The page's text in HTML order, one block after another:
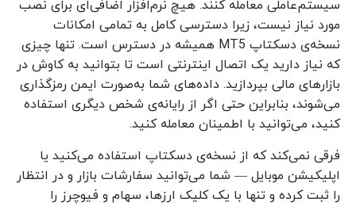
سیستم‌عاملی معامله کنند. هیچ نرم‌افزار اضافی‌ای برای نصب
مورد نیاز نیست، زیرا دسترسی کامل به تمامی امکانات
نسخه‌ی دسکتاپ MT5 همیشه در دسترس است. تنها چیزی
که نیاز دارید یک اتصال اینترنتی است تا بتوانید به کاوش در
بازارهای مالی بپردازید. داده‌های شما به‌صورت ایمن رمزگذاری
می‌شوند، بنابراین حتی اگر از رایانه‌ی شخص دیگری استفاده
کنید، می‌توانید با اطمینان معامله کنید.
فرقی نمی‌کند که از نسخه‌ی دسکتاپ استفاده می‌کنید یا
اپلیکیشن موبایل — شما می‌توانید سفارشات بازار و در انتظار
را ثبت کرده و تنها با یک کلیک ارزها، سهام و فیوچرز را